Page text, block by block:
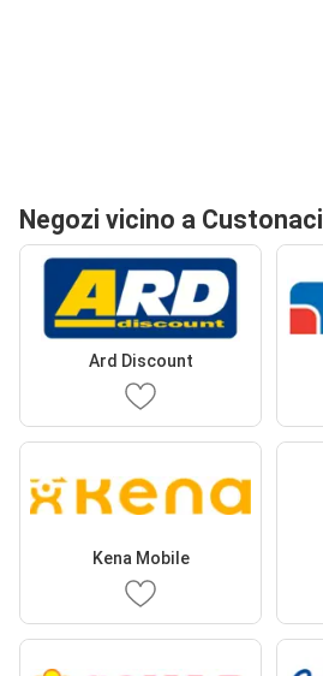
Negozi vicino a Custonaci
Ard Discount
Kena Mobile